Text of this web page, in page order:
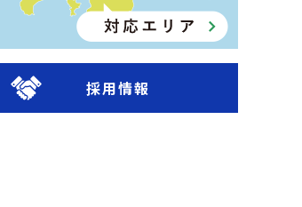
採用情報